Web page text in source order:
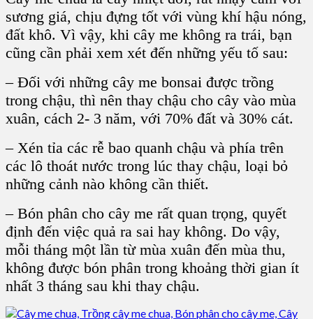
sương giá, chịu đựng tốt với vùng khí hậu nóng,
đất khô. Vì vậy, khi cây me không ra trái, bạn
cũng cần phải xem xét đến những yếu tố sau:
– Đối với những cây me bonsai được trồng
trong chậu, thì nên thay chậu cho cây vào mùa
xuân, cách 2- 3 năm, với 70% đất và 30% cát.
– Xén tỉa các rễ bao quanh chậu và phía trên
các lô thoát nước trong lúc thay chậu, loại bỏ
những cảnh nào không cần thiết.
– Bón phân cho cây me rất quan trọng, quyết
định đến việc quả ra sai hay không. Do vậy,
mỗi tháng một lần từ mùa xuân đến mùa thu,
không được bón phân trong khoảng thời gian ít
nhất 3 tháng sau khi thay chậu.